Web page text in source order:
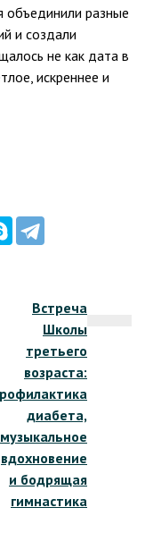
объединили разные
и создали
не как дата в
искреннее и
Встреча
Школы
третьего
возраста:
диабета,
музыкальное
вдохновение
и бодрящая
гимнастика